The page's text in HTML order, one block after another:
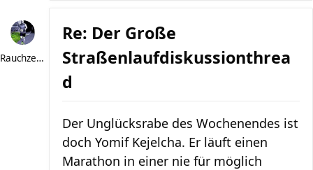
Rauchzeichen
Re: Der Große
Straßenlaufdiskussionthrea
d
Der Unglücksrabe des Wochenendes ist
doch Yomif Kejelcha. Er läuft einen
Marathon in einer nie für möglich